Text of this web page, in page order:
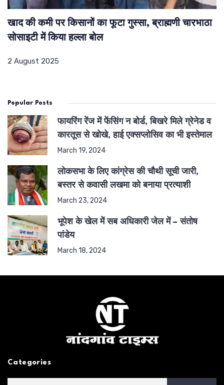
खाद की कमी पर किसानों का फूटा गुस्सा, ब्राह्मणी चारभाठा
सोसाइटी में किया हल्ला बोल
2 August 2025
Popular Posts
फायरिंग रेंज में फेंसिंग न बोर्ड, बिखरे मिले ग्रेनेड व
कारतूस से खोखे, हाई एक्सप्लोसिव का भी इस्तेमाल
March 19, 2024
लोकसभा के लिए कांग्रेस की चौथी सूची जारी,
बस्तर से कवासी लखमा को बनाया प्रत्याशी
March 23, 2024
भूपेश के खेल में सब अधिकारी जेल में – संतोष
पांडेय
March 18, 2024
Categories